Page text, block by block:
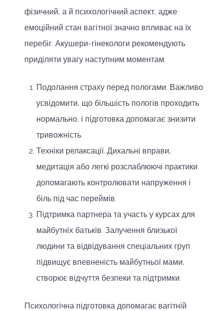
фізичний, а й психологічний аспект, адже
емоційний стан вагітної значно впливає на їх
перебіг. Акушери-гінекологи рекомендують
приділяти увагу наступним моментам:
Подолання страху перед пологами. Важливо
усвідомити, що більшість пологів проходить
нормально, і підготовка допомагає знизити
тривожність.
Техніки релаксації. Дихальні вправи,
медитація або легкі розслаблюючі практики
допомагають контролювати напруження і
біль під час переймів.
Підтримка партнера та участь у курсах для
майбутніх батьків. Залучення близької
людини та відвідування спеціальних груп
підвищує впевненість майбутньої мами,
створює відчуття безпеки та підтримки.
Психологічна підготовка допомагає вагітній